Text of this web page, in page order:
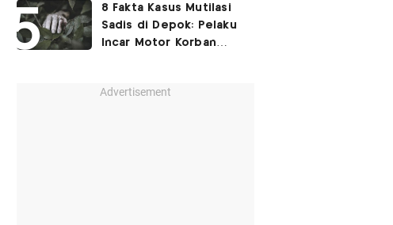
8 Fakta Kasus Mutilasi
Sadis di Depok: Pelaku
Incar Motor Korban
Advertisement